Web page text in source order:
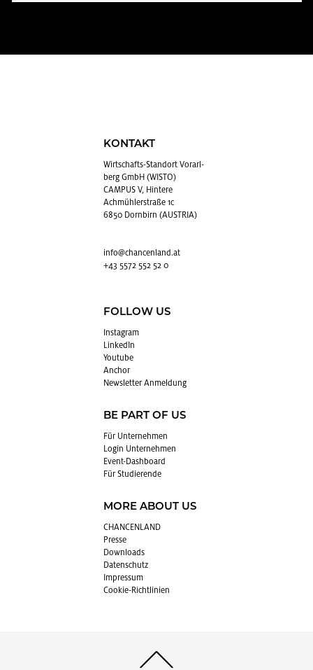
KONTAKT
Wirt­schafts-Stand­ort Vor­arl­
berg GmbH (WISTO)
CAMPUS V, Hintere
Achmühlerstraße 1c
6850 Dornbirn (AUSTRIA)
info@​chancenland.​at
+43 5572 552 52 0
FOLLOW US
In­sta­gram
Lin­kedIn
You­tube
An­chor
News­let­ter An­mel­dung
BE PART OF US
Für Un­ter­neh­men
Login Un­ter­neh­men
Event-Da­sh­board
Für Stu­die­ren­de
MORE ABOUT US
CHAN­CEN­LAND
Pres­se
Down­loads
Da­ten­schutz
Im­pres­sum
Coo­kie-Richt­li­ni­en